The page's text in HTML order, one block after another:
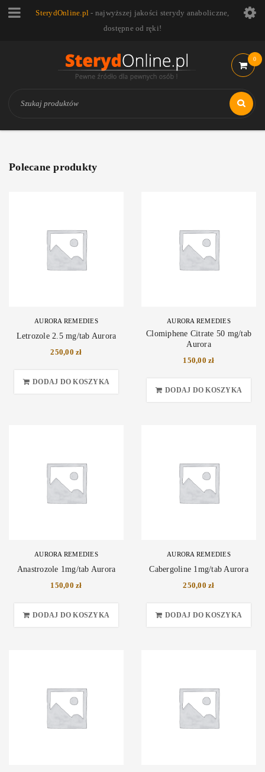
SterydOnline.pl - najwyższej jakości sterydy anaboliczne,
dostępne od ręki!
0
Polecane produkty
AURORA REMEDIES
Letrozole 2.5 mg/tab Aurora
250,00zł
DODAJ DO KOSZYKA
AURORA REMEDIES
Clomiphene Citrate 50 mg/tab
Aurora
150,00zł
DODAJ DO KOSZYKA
AURORA REMEDIES
Anastrozole 1mg/tab Aurora
150,00zł
DODAJ DO KOSZYKA
AURORA REMEDIES
Cabergoline 1mg/tab Aurora
250,00zł
DODAJ DO KOSZYKA